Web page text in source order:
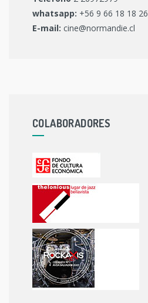
whatsapp: +56 9 66 18 18 26
E-mail: cine@normandie.cl
COLABORADORES